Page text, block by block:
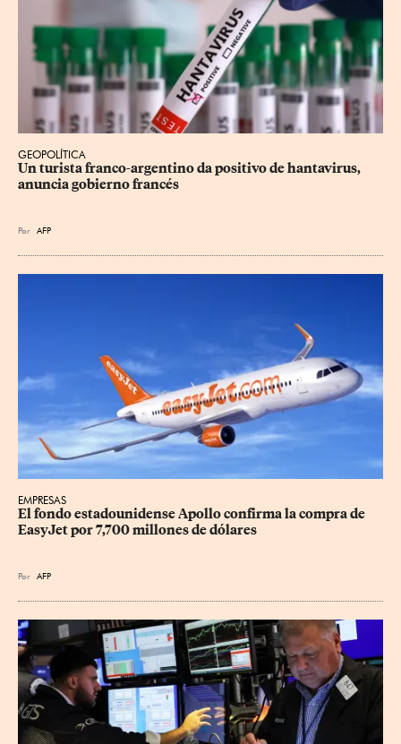
GEOPOLÍTICA
Un turista franco-argentino da positivo de hantavirus,
anuncia gobierno francés
Por AFP
EMPRESAS
El fondo estadounidense Apollo confirma la compra de
EasyJet por 7,700 millones de dólares
Por AFP